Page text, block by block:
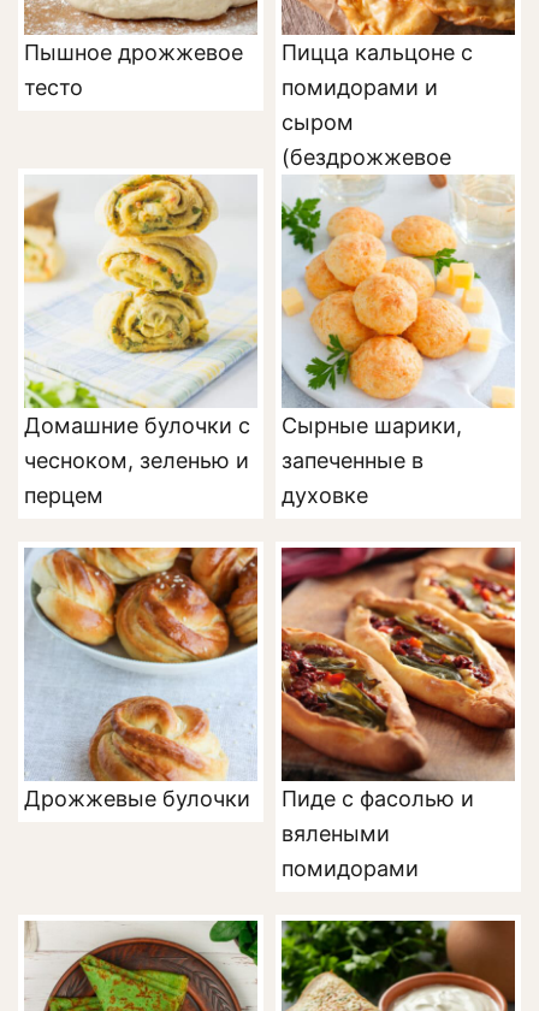
Пышное дрожжевое
тесто
Пицца кальцоне с
помидорами и
сыром
(бездрожжевое
тесто)
Домашние булочки с
чесноком, зеленью и
перцем
Сырные шарики,
запеченные в
духовке
Дрожжевые булочки
Пиде с фасолью и
вялеными
помидорами